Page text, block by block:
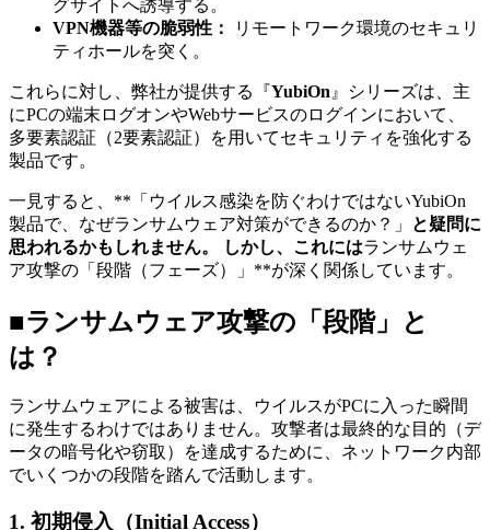
グサイトへ誘導する。
VPN機器等の脆弱性：
リモートワーク環境のセキュリ
ティホールを突く。
これらに対し、弊社が提供する『YubiOn 』シリーズは、主
にPCの端末ログオンやWebサービスのログインにおいて、
多要素認証（2要素認証）を用いてセキュリティを強化する
製品です。
一見すると、**「ウイルス感染を防ぐわけではないYubiOn
製品で、なぜランサムウェア対策ができるのか？」
と疑問に
思われるかもしれません。 しかし、これにはランサムウェ
ア攻撃の「段階（フェーズ）」**が深く関係しています。
■ランサムウェア攻撃の「段階」と
は？
ランサムウェアによる被害は、ウイルスがPCに入った瞬間
に発生するわけではありません。攻撃者は最終的な目的（デ
ータの暗号化や窃取）を達成するために、ネットワーク内部
でいくつかの段階を踏んで活動します。
1. 初期侵入（Initial Access）